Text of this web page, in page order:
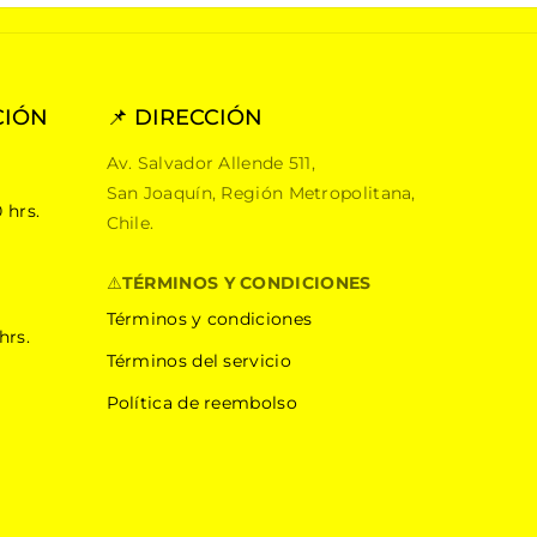
hrs.
📌 DIRECCIÓN
Av. Salvador Allende 511,
San Joaquín, Región Metropolitana,
Chile.
⚠️TÉRMINOS Y CONDICIONES
Términos y condiciones
Términos del servicio
Política de reembolso